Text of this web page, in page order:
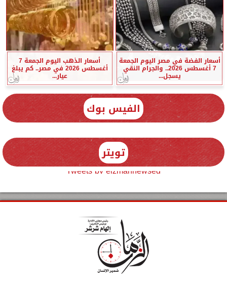
أسعار الفضة في مصر اليوم الجمعة
7 أغسطس 2026.. والجرام النقي
يسجل...
أسعار الذهب اليوم الجمعة 7
أغسطس 2026 في مصر.. كم يبلغ
عيار...
الفيس بوك
تويتر
Tweets by elzmannewseg